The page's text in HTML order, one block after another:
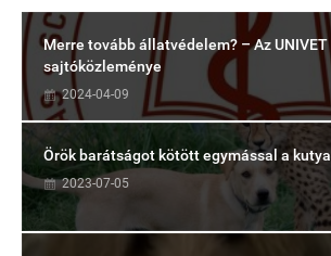
Merre tovább állatvédelem? – Az UNIVET
sajtóközleménye
2024-04-09
Örök barátságot kötött egymással a
2023-07-05